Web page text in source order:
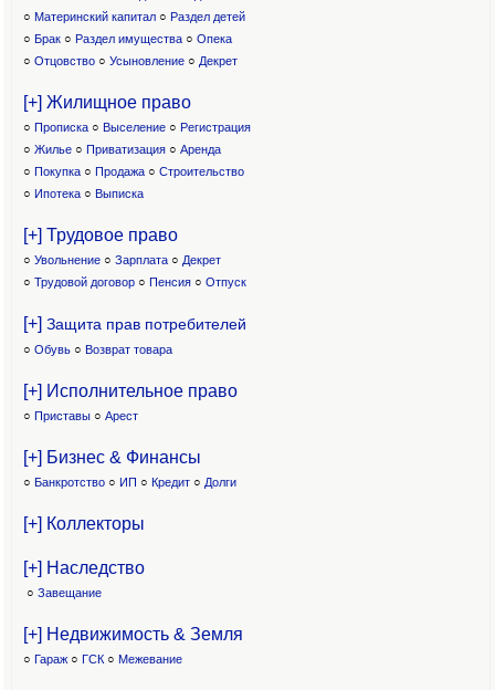
○ Материнский капитал○ Раздел детей
○ Брак ○ Раздел имущества ○ Опека
○ Отцовство○ Усыновление ○ Декрет
[+] Жилищное право
○ Прописка ○ Выселение ○ Регистрация
○ Жилье ○ Приватизация ○ Аренда
○ Покупка ○ Продажа ○ Строительство
○ Ипотека ○ Выписка
[+] Трудовое право
○ Увольнение ○ Зарплата ○ Декрет
○ Трудовой договор ○ Пенсия ○ Отпуск
[+] Защита прав потребителей
○ Обувь ○ Возврат товара
[+] Исполнительное право
○ Приставы ○ Арест
[+] Бизнес & Финансы
○ Банкротство ○ ИП ○ Кредит ○ Долги
[+] Коллекторы
[+] Наследство
○ Завещание
[+] Недвижимость & Земля
○ Гараж ○ ГСК ○ Межевание